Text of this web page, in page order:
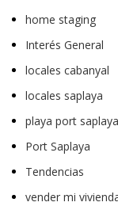
home staging
Interés General
locales cabanyal
locales saplaya
playa port saplaya
Port Saplaya
Tendencias
vender mi